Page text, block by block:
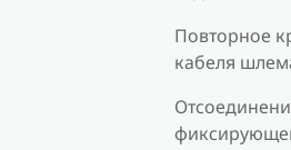
Повторное
кабеля